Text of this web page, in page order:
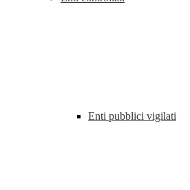
Enti pubblici vigilati